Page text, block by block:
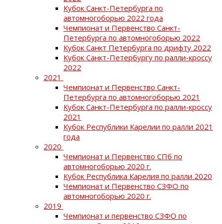
Кубок Санкт-Петербурга по
автомногоборью 2022 года
Чемпионат и Первенство Санкт-
Петербурга по автомногоборью 2022
Кубок Санкт Петербурга по дрифту 2022
Кубок Санкт-Петербургу по ралли-кроссу
2022
2021
Чемпионат и Первенство Санкт-
Петербурга по автомногоборью 2021
Кубок Санкт-Петербурга по ралли-кроссу
2021
Кубок Республики Карелии по ралли 2021
года
2020
Чемпионат и Первенство СПб по
автомногоборью 2020 г.
Кубок Республика Карелия по ралли 2020
Чемпионат и Первенство СЗФО по
автомногоборью 2020 г.
2019
Чемпионат и первенство СЗФО по